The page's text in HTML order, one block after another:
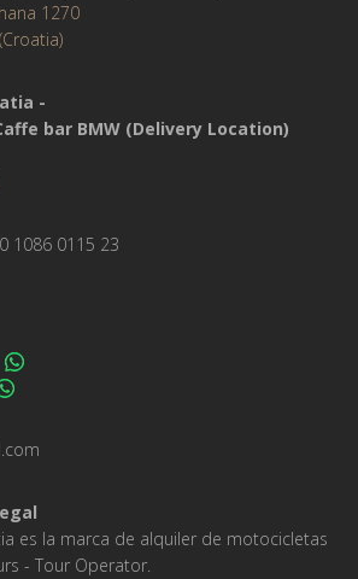
1270
-
bar BMW (Delivery Location)
1086 0115 23
es la marca de alquiler de motocicletas
- Tour Operator.